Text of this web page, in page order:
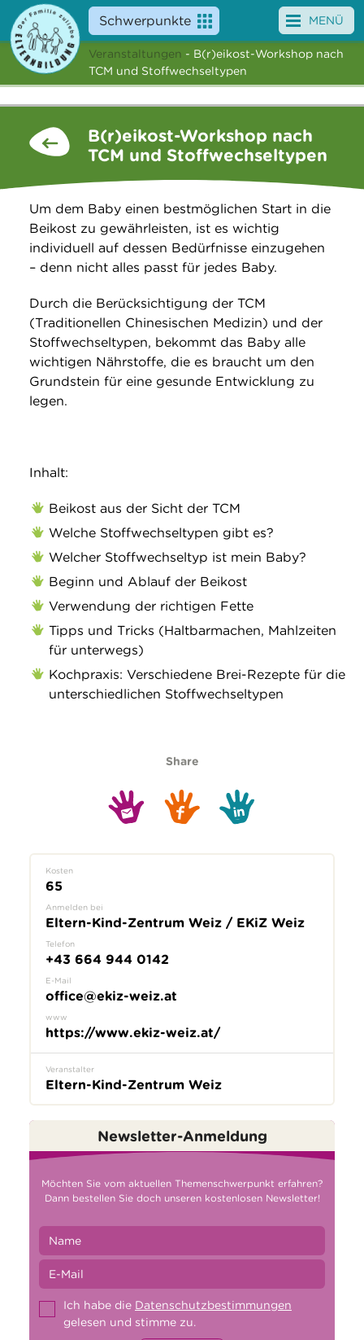
Schwerpunkte
Angebote
News
Über uns
Suche
MENÜ
Veranstaltungen - B(r)eikost-Workshop nach
TCM und Stoffwechseltypen
B(r)eikost-Workshop nach
TCM und Stoffwechseltypen
Um dem Baby einen bestmöglichen Start in die
Beikost zu gewährleisten, ist es wichtig
individuell auf dessen Bedürfnisse einzugehen
– denn nicht alles passt für jedes Baby.
Durch die Berücksichtigung der TCM
(Traditionellen Chinesischen Medizin) und der
Stoffwechseltypen, bekommt das Baby alle
wichtigen Nährstoffe, die es braucht um den
Grundstein für eine gesunde Entwicklung zu
legen.
Inhalt:
Beikost aus der Sicht der TCM
Welche Stoffwechseltypen gibt es?
Welcher Stoffwechseltyp ist mein Baby?
Beginn und Ablauf der Beikost
Verwendung der richtigen Fette
Tipps und Tricks (Haltbarmachen, Mahlzeiten
für unterwegs)
Kochpraxis: Verschiedene Brei-Rezepte für die
unterschiedlichen Stoffwechseltypen
Share
Kosten
65
Anmelden bei
Eltern-Kind-Zentrum Weiz / EKiZ Weiz
Telefon
+43 664 944 0142
E-Mail
office@ekiz-weiz.at
www
https://www.ekiz-weiz.at/
Veranstalter
Eltern-Kind-Zentrum Weiz
Newsletter-Anmeldung
Möchten Sie vom aktuellen Themenschwerpunkt erfahren?
Dann bestellen Sie doch unseren kostenlosen Newsletter!
Ich habe die Datenschutzbestimmungen
gelesen und stimme zu.